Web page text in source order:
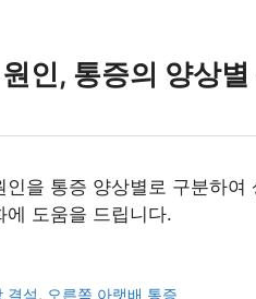
인, 통증의 양상
을 통증 양상별로 구분하
에 도움을 드립니다.
결석, 오른쪽 아랫배 통증